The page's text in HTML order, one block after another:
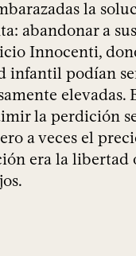
la
abandonar a
Innocenti,
infantil podían
elevadas.
la perdición
a veces el
era la libertad